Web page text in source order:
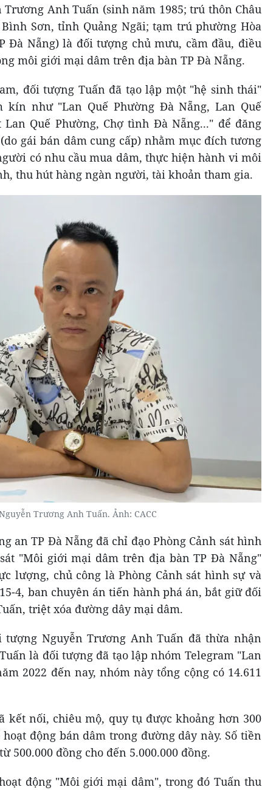
Anh Tuấn (sinh năm 1985; trú thôn Châu
Sơn, tỉnh Quảng Ngãi; tạm trú phường Hòa
Đà Nẵng) là đối tượng chủ mưu, cầm đầu, điều
môi giới mại dâm trên địa bàn TP Đà Nẵng.
đối tượng Tuấn đã tạo lập một "hệ sinh thái"
kín như "Lan Quế Phường Đà Nẵng, Lan Quế
Quế Phường, Chợ tình Đà Nẵng..." để đăng
gái bán dâm cung cấp) nhằm mục đích tương
có nhu cầu mua dâm, thực hiện hành vi môi
thu hút hàng ngàn người, tài khoản tham gia.
Trương Anh Tuấn. Ảnh: CACC
an TP Đà Nẵng đã chỉ đạo Phòng Cảnh sát hình
"Môi giới mại dâm trên địa bàn TP Đà Nẵng"
lượng, chủ công là Phòng Cảnh sát hình sự và
4, ban chuyên án tiến hành phá án, bắt giữ đối
triệt xóa đường dây mại dâm.
tượng Nguyễn Trương Anh Tuấn đã thừa nhận
là đối tượng đã tạo lập nhóm Telegram "Lan
2022 đến nay, nhóm này tổng cộng có 14.611
kết nối, chiêu mộ, quy tụ được khoảng hơn 300
động bán dâm trong đường dây này. Số tiền
500.000 đồng cho đến 5.000.000 đồng.
động "Môi giới mại dâm", trong đó Tuấn thu